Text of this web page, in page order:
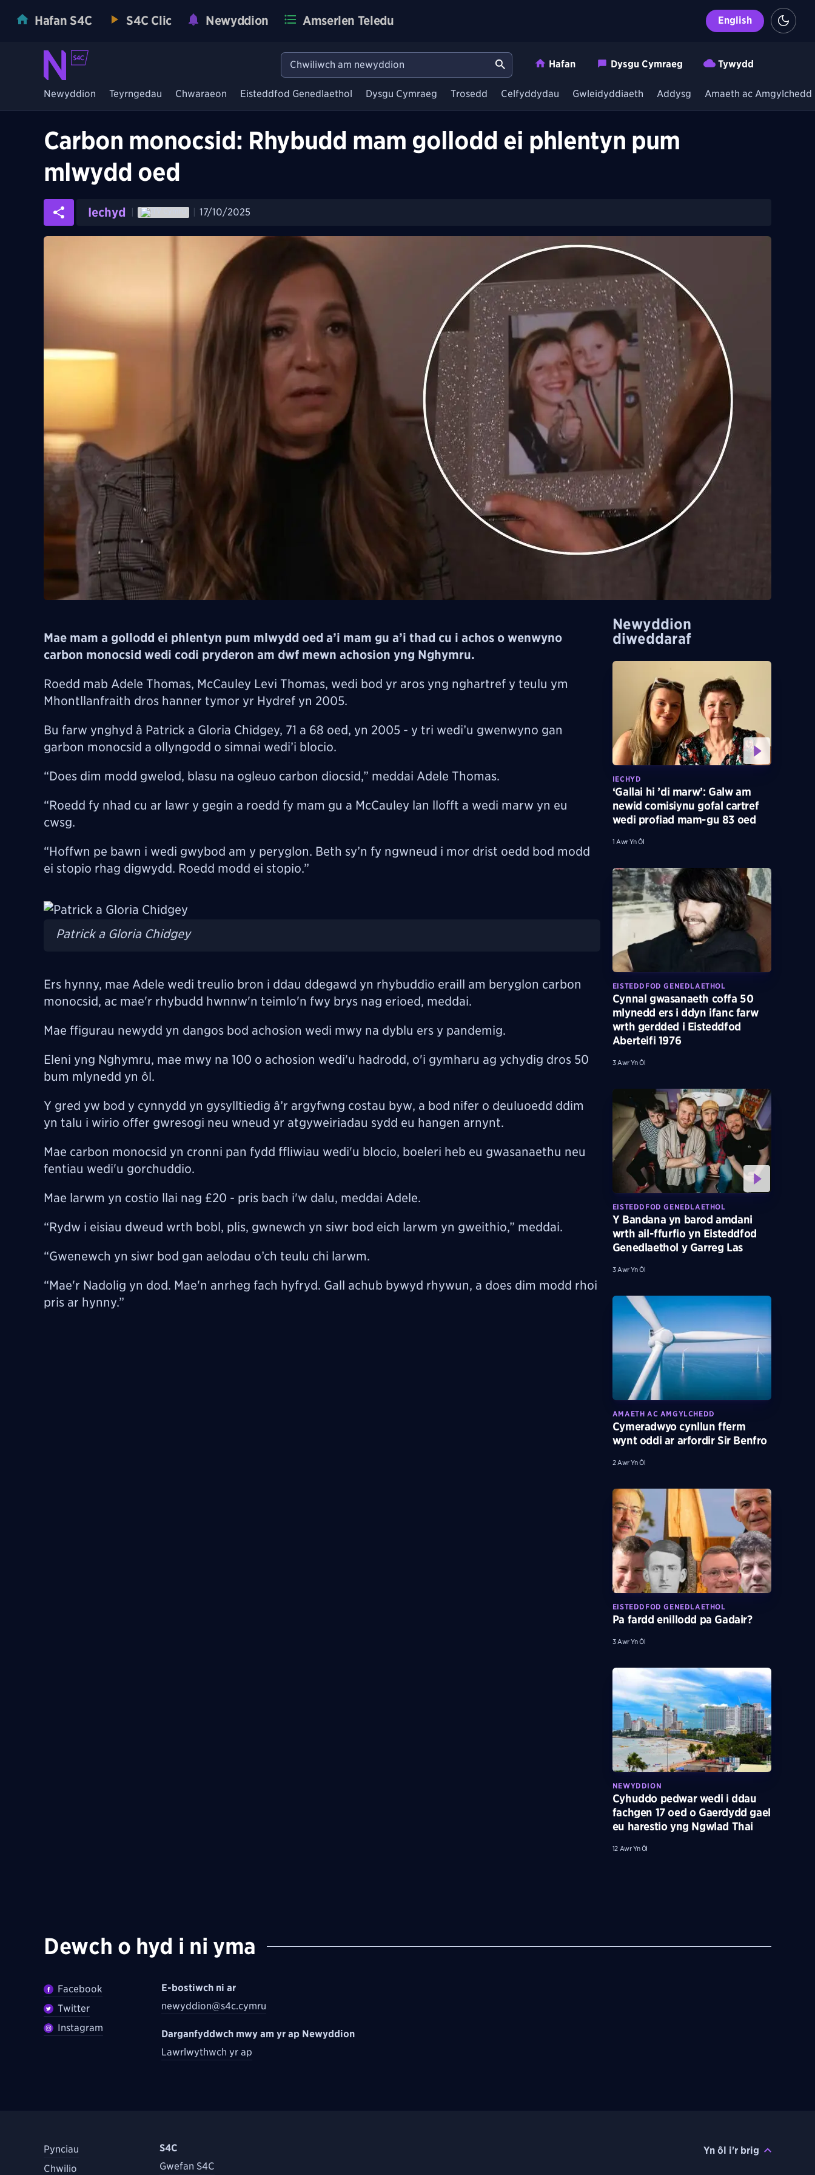
Hafan S4C S4C Clic Newyddion Amserlen Teledu English
Hafan Dysgu Cymraeg Tywydd
Newyddion Teyrngedau Chwaraeon Eisteddfod Genedlaethol Dysgu Cymraeg Trosedd Celfyddydau Gwleidyddiaeth Addysg Amaeth ac Amgylchedd
Carbon monocsid: Rhybudd mam gollodd ei phlentyn pum
mlwydd oed
Iechyd 17/10/2025
Mae mam a gollodd ei phlentyn pum mlwydd oed a’i mam gu a’i thad cu i achos o wenwyno
carbon monocsid wedi codi pryderon am dwf mewn achosion yng Nghymru.
Roedd mab Adele Thomas, McCauley Levi Thomas, wedi bod yr aros yng nghartref y teulu ym
Mhontllanfraith dros hanner tymor yr Hydref yn 2005.
Bu farw ynghyd â Patrick a Gloria Chidgey, 71 a 68 oed, yn 2005 - y tri wedi’u gwenwyno gan
garbon monocsid a ollyngodd o simnai wedi’i blocio.
“Does dim modd gwelod, blasu na ogleuo carbon diocsid,” meddai Adele Thomas.
“Roedd fy nhad cu ar lawr y gegin a roedd fy mam gu a McCauley lan llofft a wedi marw yn eu
cwsg.
“Hoffwn pe bawn i wedi gwybod am y peryglon. Beth sy’n fy ngwneud i mor drist oedd bod modd
ei stopio rhag digwydd. Roedd modd ei stopio.”
Image
Patrick a Gloria Chidgey
Ers hynny, mae Adele wedi treulio bron i ddau ddegawd yn rhybuddio eraill am beryglon carbon
monocsid, ac mae'r rhybudd hwnnw'n teimlo'n fwy brys nag erioed, meddai.
Mae ffigurau newydd yn dangos bod achosion wedi mwy na dyblu ers y pandemig.
Eleni yng Nghymru, mae mwy na 100 o achosion wedi'u hadrodd, o'i gymharu ag ychydig dros 50
bum mlynedd yn ôl.
Y gred yw bod y cynnydd yn gysylltiedig â’r argyfwng costau byw, a bod nifer o deuluoedd ddim
yn talu i wirio offer gwresogi neu wneud yr atgyweiriadau sydd eu hangen arnynt.
Mae carbon monocsid yn cronni pan fydd ffliwiau wedi'u blocio, boeleri heb eu gwasanaethu neu
fentiau wedi'u gorchuddio.
Mae larwm yn costio llai nag £20 - pris bach i'w dalu, meddai Adele.
“Rydw i eisiau dweud wrth bobl, plis, gwnewch yn siwr bod eich larwm yn gweithio,” meddai.
“Gwenewch yn siwr bod gan aelodau o’ch teulu chi larwm.
“Mae'r Nadolig yn dod. Mae'n anrheg fach hyfryd. Gall achub bywyd rhywun, a does dim modd rhoi
pris ar hynny.”
Newyddion
diweddaraf
IECHYD
‘Gallai hi ’di marw’: Galw am
newid comisiynu gofal cartref
wedi profiad mam-gu 83 oed
1 Awr Yn Ôl
EISTEDDFOD GENEDLAETHOL
Cynnal gwasanaeth coffa 50
mlynedd ers i ddyn ifanc farw
wrth gerdded i Eisteddfod
Aberteifi 1976
3 Awr Yn Ôl
EISTEDDFOD GENEDLAETHOL
Y Bandana yn barod amdani
wrth ail-ffurfio yn Eisteddfod
Genedlaethol y Garreg Las
3 Awr Yn Ôl
AMAETH AC AMGYLCHEDD
Cymeradwyo cynllun fferm
wynt oddi ar arfordir Sir Benfro
2 Awr Yn Ôl
EISTEDDFOD GENEDLAETHOL
Pa fardd enillodd pa Gadair?
3 Awr Yn Ôl
NEWYDDION
Cyhuddo pedwar wedi i ddau
fachgen 17 oed o Gaerdydd gael
eu harestio yng Ngwlad Thai
12 Awr Yn Ôl
Dewch o hyd i ni yma
Facebook
Twitter
Instagram
E-bostiwch ni ar
newyddion@s4c.cymru
Darganfyddwch mwy am yr ap Newyddion
Lawrlwythwch yr ap
Pynciau
Chwilio
S4C
Gwefan S4C
Yn ôl i'r brig